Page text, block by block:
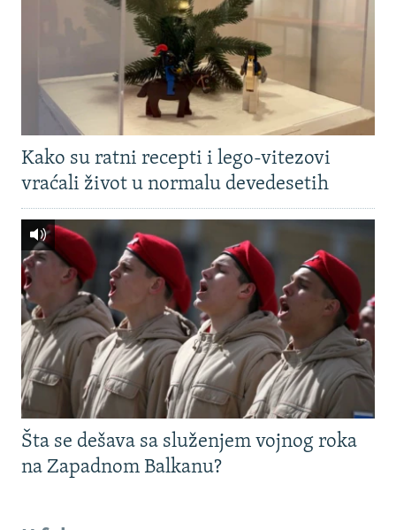
Kako su ratni recepti i lego-vitezovi
vraćali život u normalu devedesetih
Šta se dešava sa služenjem vojnog roka
na Zapadnom Balkanu?